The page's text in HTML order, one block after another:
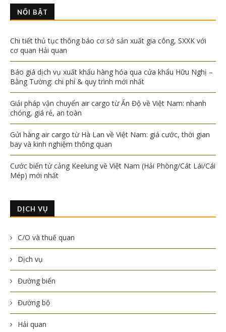
NỔI BẬT
Chi tiết thủ tục thông báo cơ sở sản xuất gia công, SXXK với
cơ quan Hải quan
Báo giá dịch vụ xuất khẩu hàng hóa qua cửa khẩu Hữu Nghị –
Bằng Tường: chi phí & quy trình mới nhất
Giải pháp vận chuyển air cargo từ Ấn Độ về Việt Nam: nhanh
chóng, giá rẻ, an toàn
Gửi hàng air cargo từ Hà Lan về Việt Nam: giá cước, thời gian
bay và kinh nghiệm thông quan
Cước biển từ cảng Keelung về Việt Nam (Hải Phòng/Cát Lái/Cái
Mép) mới nhất
DỊCH VỤ
C/O và thuế quan
Dịch vụ
Đường biển
Đường bộ
Hải quan